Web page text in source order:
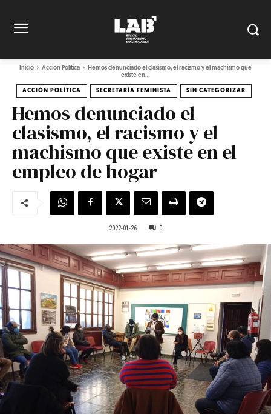
Inicio Acción Política
Hemos denunciado el clasismo, el racismo y el machismo que
existe en...
ACCIÓN POLÍTICA SECRETARÍA FEMINISTA SIN CATEGORIZAR
Hemos denunciado el
clasismo, el racismo y el
machismo que existe en el
empleo de hogar
2022-01-26 0